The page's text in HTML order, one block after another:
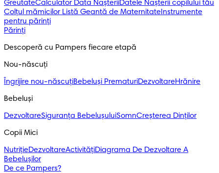
GreutateCalculator Data NașteriiDatele Nașterii copilului tău
Colțul mămicilor Listă Geantă de Maternitate Instrumente
pentru părinți
Părinți
Descoperă cu Pampers fiecare etapă
Nou-născuți
Îngrijire nou-născuțiBebeluși PrematuriDezvoltareHrănire
Bebeluși
DezvoltareSiguranța BebelușuluiSomnCreșterea Dinților
Copii Mici
NutrițieDezvoltareActivitățiDiagrama De Dezvoltare A
Bebelușilor
De ce Pampers?